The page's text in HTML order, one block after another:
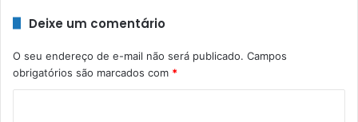
Deixe um comentário
O seu endereço de e-mail não será publicado. Campos
obrigatórios são marcados com *